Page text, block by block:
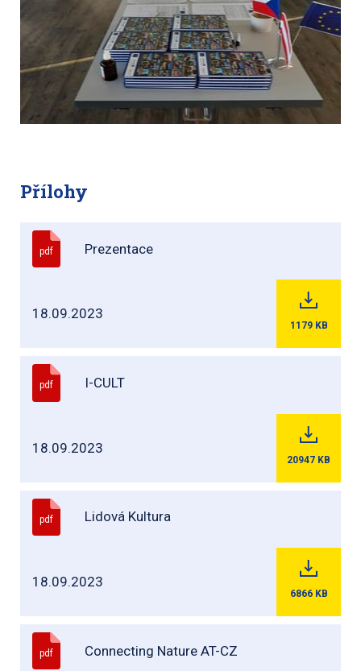
Přílohy
pdf Prezentace
18.09.2023
1179 KB
pdf I-CULT
18.09.2023
20947 KB
pdf Lidová Kultura
18.09.2023
6866 KB
pdf Connecting Nature AT-CZ